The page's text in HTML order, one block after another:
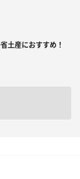
省土産におすすめ！